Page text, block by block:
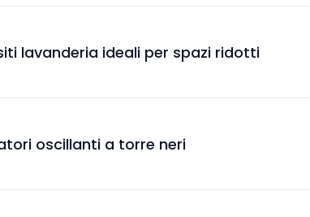
lavanderia ideali per spazi ridotti
oscillanti a torre neri